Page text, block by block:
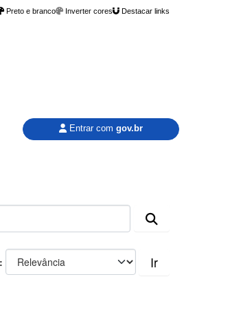
Preto e branco Inverter cores Destacar links
Entrar com gov.br
Ir